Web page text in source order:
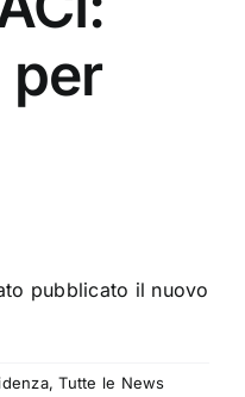
pubblicato il nuovo
,Tutte le News